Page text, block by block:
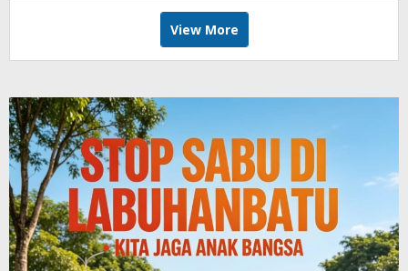
View More